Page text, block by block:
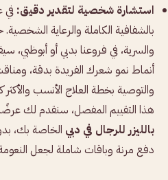
استشارة شخصية لتقدير دقيق: في
بالشفافية الكاملة والرعاية
والسرية، في فروعنا بدبي أو أبوظبي،
أنماط نمو شعرك الفريدة بدقة،
والتوصية بخطة العلاج الأنسب
هذا التقييم المفصل، سنقدم لك
بالليزر للرجال في دبي الخاصة بك،
دفع مرنة وباقات شاملة لجعل